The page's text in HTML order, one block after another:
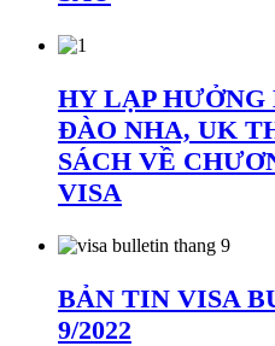
HY LẠP
ĐÀO NHA, UK
SÁCH VỀ
VISA
BẢN TIN VISA
9/2022